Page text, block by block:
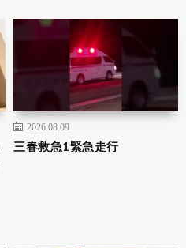
2026.08.09
三春救急1緊急走行